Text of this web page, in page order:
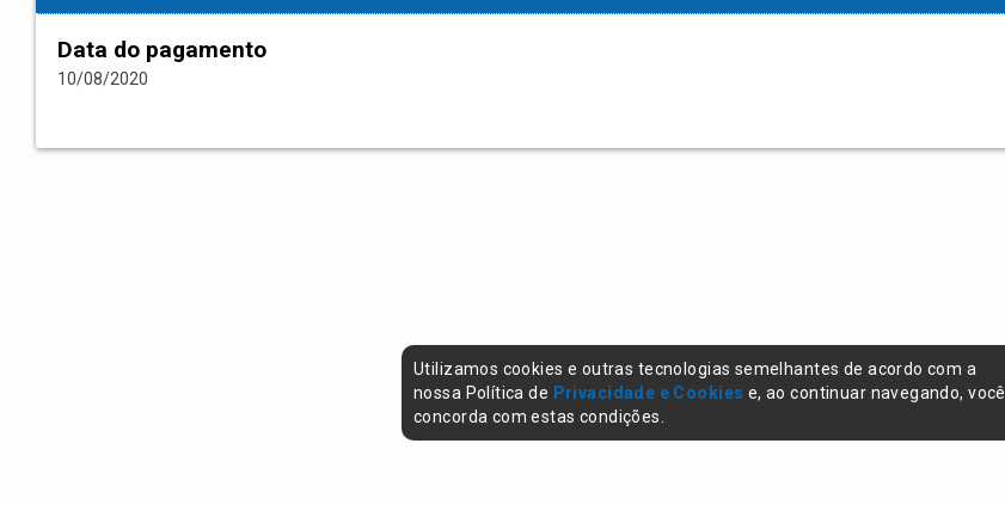
Data do pagamento
10/08/2020
Utilizamos cookies e outras tecnologias semelhantes de acordo com a
nossa Política de Privacidade e Cookies e, ao continuar navegando, você
concorda com estas condições.